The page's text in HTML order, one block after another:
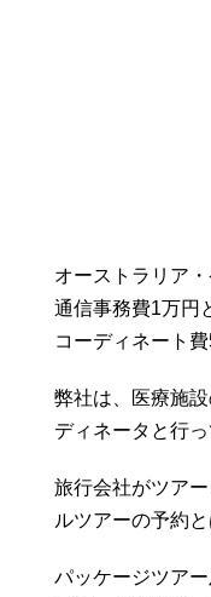
オーストラリア
通信事務費1万円
コーディネート
弊社は、医療施
ディネータと行っ
旅行会社がツア
ルツアーの予約
パッケージツア